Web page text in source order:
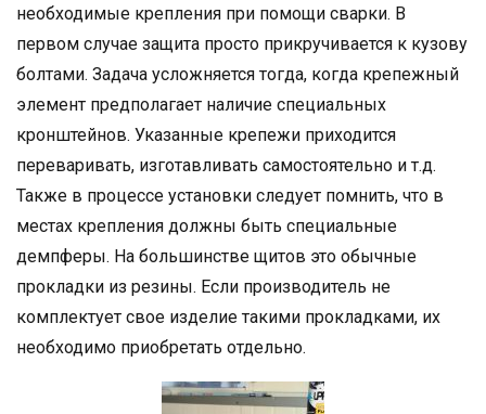
необходимые крепления при помощи сварки. В
первом случае защита просто прикручивается к кузову
болтами. Задача усложняется тогда, когда крепежный
элемент предполагает наличие специальных
кронштейнов. Указанные крепежи приходится
переваривать, изготавливать самостоятельно и т.д.
Также в процессе установки следует помнить, что в
местах крепления должны быть специальные
демпферы. На большинстве щитов это обычные
прокладки из резины. Если производитель не
комплектует свое изделие такими прокладками, их
необходимо приобретать отдельно.